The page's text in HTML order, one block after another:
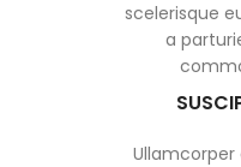
scelerisque
a
Ullamcorper